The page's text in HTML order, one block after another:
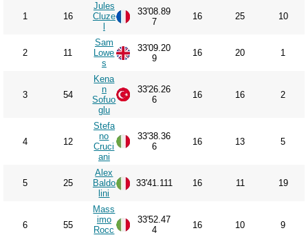
1 16
Jules
Cluze
33'08.89
7
16 25 10
2 11
Sam
Lowe
s
33'09.20
9
16 20 1
3 54
Kena
n
Sofuo
glu
33'26.26
6
16 16 2
4 12
Stefa
no
Cruci
ani
33'38.36
6
16 13 5
5 25
Alex
Baldo
lini
33'41.111 16 11 19
6 55
Mass
imo
Rocc
33'52.47
4
16 10 9